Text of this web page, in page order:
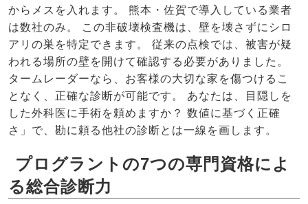
からメスを入れます。 熊本・佐賀で導入している業者
は数社のみ。 この非破壊検査機は、壁を壊さずにシロ
アリの巣を特定できます。 従来の点検では、被害が疑
われる場所の壁を開けて確認する必要がありました。
タームレーダーなら、お客様の大切な家を傷つけるこ
となく、正確な診断が可能です。 あなたは、目隠しを
した外科医に手術を頼めますか？ 数値に基づく正確
さ」で、勘に頼る他社の診断とは一線を画します。
プログラントの7つの専門資格によ
る総合診断力